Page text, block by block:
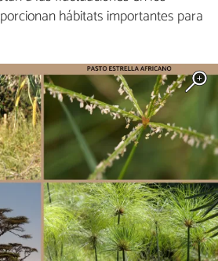
hábitats importantes para